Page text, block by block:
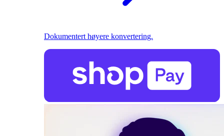
Dokumentert høyere konvertering.